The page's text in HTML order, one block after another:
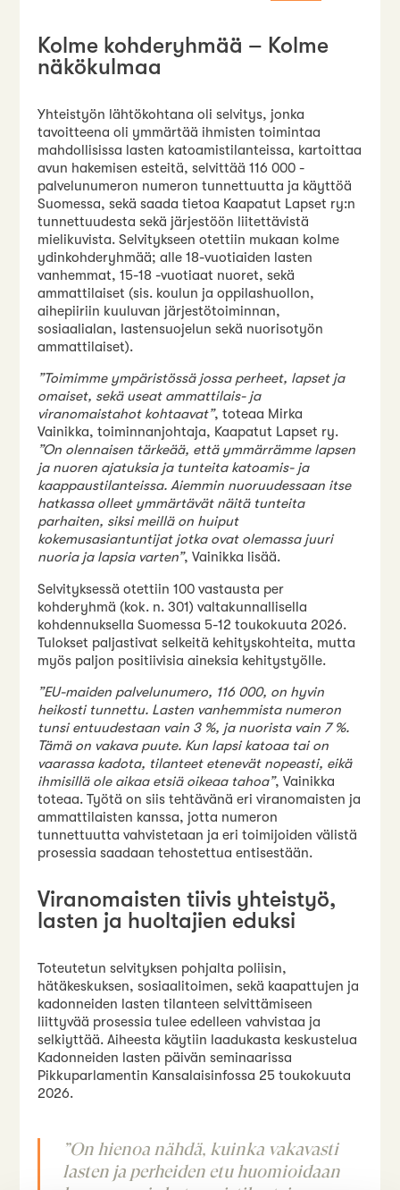
Kolme kohderyhmää – Kolme
näkökulmaa
Yhteistyön lähtökohtana oli selvitys, jonka
tavoitteena oli ymmärtää ihmisten toimintaa
mahdollisissa lasten katoamistilanteissa, kartoittaa
avun hakemisen esteitä, selvittää 116 000 -
palvelunumeron numeron tunnettuutta ja käyttöä
Suomessa, sekä saada tietoa Kaapatut Lapset ry:n
tunnettuudesta sekä järjestöön liitettävistä
mielikuvista. Selvitykseen otettiin mukaan kolme
ydinkohderyhmää; alle 18-vuotiaiden lasten
vanhemmat, 15-18 -vuotiaat nuoret, sekä
ammattilaiset (sis. koulun ja oppilashuollon,
aihepiiriin kuuluvan järjestötoiminnan,
sosiaalialan, lastensuojelun sekä nuorisotyön
ammattilaiset).
”Toimimme ympäristössä jossa perheet, lapset ja
omaiset, sekä useat ammattilais- ja
viranomaistahot kohtaavat”, toteaa Mirka
Vainikka, toiminnanjohtaja, Kaapatut Lapset ry.
”On olennaisen tärkeää, että ymmärrämme lapsen
ja nuoren ajatuksia ja tunteita katoamis- ja
kaappaustilanteissa. Aiemmin nuoruudessaan itse
hatkassa olleet ymmärtävät näitä tunteita
parhaiten, siksi meillä on huiput
kokemusasiantuntijat jotka ovat olemassa juuri
nuoria ja lapsia varten”, Vainikka lisää.
Selvityksessä otettiin 100 vastausta per
kohderyhmä (kok. n. 301) valtakunnallisella
kohdennuksella Suomessa 5-12 toukokuuta 2026.
Tulokset paljastivat selkeitä kehityskohteita, mutta
myös paljon positiivisia aineksia kehitystyölle.
”EU-maiden palvelunumero, 116 000, on hyvin
heikosti tunnettu. Lasten vanhemmista numeron
tunsi entuudestaan vain 3 %, ja nuorista vain 7 %.
Tämä on vakava puute. Kun lapsi katoaa tai on
vaarassa kadota, tilanteet etenevät nopeasti, eikä
ihmisillä ole aikaa etsiä oikeaa tahoa”, Vainikka
toteaa. Työtä on siis tehtävänä eri viranomaisten ja
ammattilaisten kanssa, jotta numeron
tunnettuutta vahvistetaan ja eri toimijoiden välistä
prosessia saadaan tehostettua entisestään.
Viranomaisten tiivis yhteistyö,
lasten ja huoltajien eduksi
Toteutetun selvityksen pohjalta poliisin,
hätäkeskuksen, sosiaalitoimen, sekä kaapattujen ja
kadonneiden lasten tilanteen selvittämiseen
liittyvää prosessia tulee edelleen vahvistaa ja
selkiyttää. Aiheesta käytiin laadukasta keskustelua
Kadonneiden lasten päivän seminaarissa
Pikkuparlamentin Kansalaisinfossa 25 toukokuuta
2026.
”On hienoa nähdä, kuinka vakavasti
lasten ja perheiden etu huomioidaan